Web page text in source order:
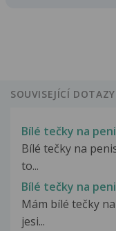
SOUVISEJÍCÍ DOTAZY
Bílé tečky na
Bílé tečky na
to...
Bílé tečky na
Mám bílé tečky
jesi...